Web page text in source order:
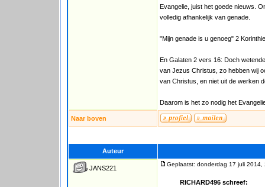
Evangelie, juist het goede nieuws.
volledig afhankelijk van genade.
"Mijn genade is u genoeg" 2
En Galaten 2 vers 16: Doch
van Jezus Christus, zo hebben wij
van Christus, en niet uit de werken
Daarom is het zo nodig het
Naar boven
Auteur
JANS221
Geplaatst: donderdag 17 juli 2014,
RICHARD496 schreef: